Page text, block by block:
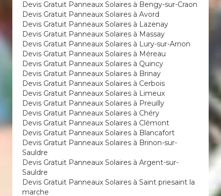
Devis Gratuit Panneaux Solaires à Bengy-sur-Craon
Devis Gratuit Panneaux Solaires à Avord
Devis Gratuit Panneaux Solaires à Lazenay
Devis Gratuit Panneaux Solaires à Massay
Devis Gratuit Panneaux Solaires à Lury-sur-Arnon
Devis Gratuit Panneaux Solaires à Méreau
Devis Gratuit Panneaux Solaires à Quincy
Devis Gratuit Panneaux Solaires à Brinay
Devis Gratuit Panneaux Solaires à Cerbois
Devis Gratuit Panneaux Solaires à Limeux
Devis Gratuit Panneaux Solaires à Preuilly
Devis Gratuit Panneaux Solaires à Chéry
Devis Gratuit Panneaux Solaires à Clémont
Devis Gratuit Panneaux Solaires à Blancafort
Devis Gratuit Panneaux Solaires à Brinon-sur-
Sauldre
Devis Gratuit Panneaux Solaires à Argent-sur-
Sauldre
Devis Gratuit Panneaux Solaires à Saint priesaint la
marche